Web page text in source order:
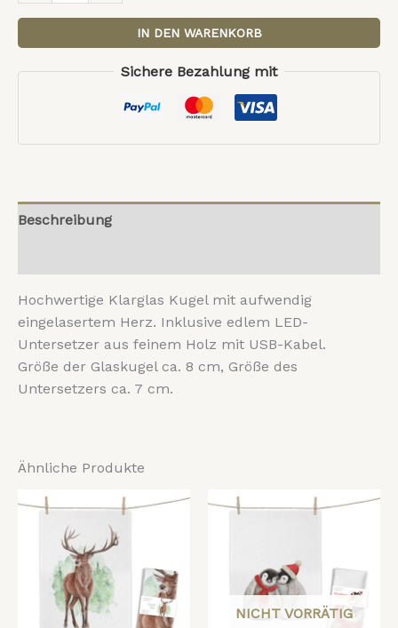
IN DEN WARENKORB
Sichere Bezahlung mit
Beschreibung
Hochwertige Klarglas Kugel mit aufwendig
eingelasertem Herz. Inklusive edlem LED-
Untersetzer aus feinem Holz mit USB-Kabel.
Größe der Glaskugel ca. 8 cm, Größe des
Untersetzers ca. 7 cm.
Ähnliche Produkte
NICHT VORRÄTIG